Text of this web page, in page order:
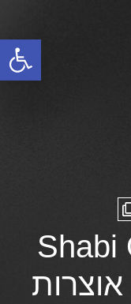
פתח סרגל נגישות
Shabi
אוצרות